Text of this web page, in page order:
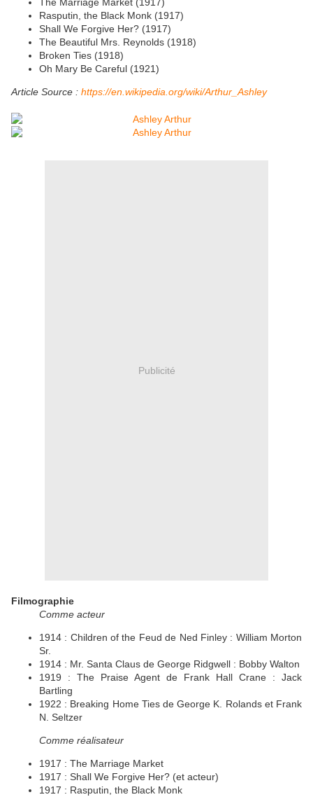
Rasputin, the Black Monk (1917)
Shall We Forgive Her? (1917)
The Beautiful Mrs. Reynolds (1918)
Broken Ties (1918)
Oh Mary Be Careful (1921)
Article Source : https://en.wikipedia.org/wiki/Arthur_Ashley
Publicité
Filmographie
Comme acteur
1914 : Children of the Feud de Ned Finley : William Morton
Sr.
1914 : Mr. Santa Claus de George Ridgwell : Bobby Walton
1919 : The Praise Agent de Frank Hall Crane : Jack
Bartling
1922 : Breaking Home Ties de George K. Rolands et Frank
N. Seltzer
Comme réalisateur
1917 : The Marriage Market
1917 : Shall We Forgive Her? (et acteur)
1917 : Rasputin, the Black Monk